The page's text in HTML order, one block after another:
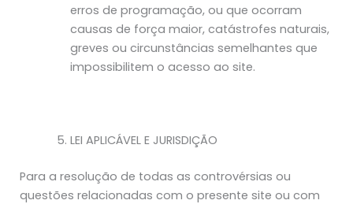
erros de programação, ou que ocorram
causas de força maior, catástrofes naturais,
greves ou circunstâncias semelhantes que
impossibilitem o acesso ao site.
LEI APLICÁVEL E JURISDIÇÃO
Para a resolução de todas as controvérsias ou
questões relacionadas com o presente site ou com